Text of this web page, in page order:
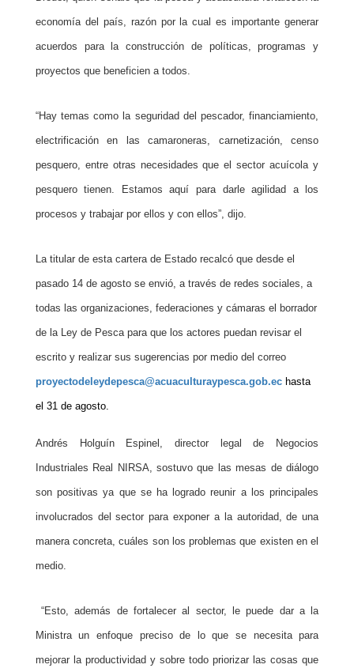
economía del país, razón por la cual es importante generar
acuerdos para la construcción de políticas, programas y
proyectos que beneficien a todos.
“Hay temas como la seguridad del pescador, financiamiento,
electrificación en las camaroneras, carnetización, censo
pesquero, entre otras necesidades que el sector acuícola y
pesquero tienen. Estamos aquí para darle agilidad a los
procesos y trabajar por ellos y con ellos”, dijo.
La titular de esta cartera de Estado recalcó que desde el
pasado 14 de agosto se envió, a través de redes sociales, a
todas las organizaciones, federaciones y cámaras el borrador
de la Ley de Pesca para que los actores puedan revisar el
escrito y realizar sus sugerencias por medio del correo
proyectodeleydepesca@acuaculturaypesca.gob.ec hasta
el 31 de agosto.
Andrés Holguín Espinel, director legal de Negocios
Industriales Real NIRSA, sostuvo que las mesas de diálogo
son positivas ya que se ha logrado reunir a los principales
involucrados del sector para exponer a la autoridad, de una
manera concreta, cuáles son los problemas que existen en el
medio.
“Esto, además de fortalecer al sector, le puede dar a la
Ministra un enfoque preciso de lo que se necesita para
mejorar la productividad y sobre todo priorizar las cosas que